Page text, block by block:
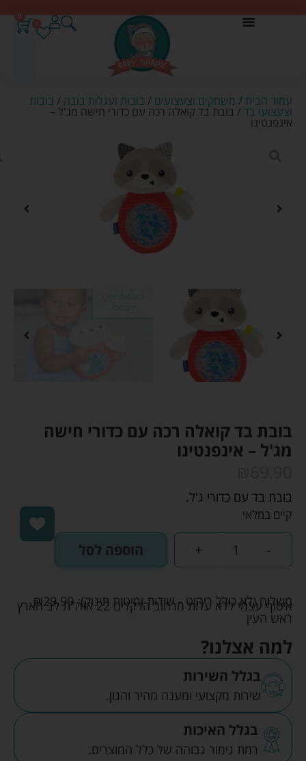
0
עמוד הבית / משחקים וצעצועים / בובות ועגלות בובה / בובות
וצעצועי בד / בובת בד קואלה רכה עם כדורי חישה מג'ל –
אינפנטינו
בובת בד קואלה רכה עם כדורי חישה
מג'ל – אינפנטינו
בובת בד עם כדורי ג'ל.
קיים במלאי
-
+ הוספה לסל
משלוח (לא כולל ריהוט - שידות ומיטות תינוק): ₪29.99
איסוף עצמי ללא עלות מרחוב הדקלים 22 אזה"ת לב הארץ
ראש העין
למה אצלנו?
בגלל השירות
שירות מקצועי ומענה מהיר והגון.
בגלל האיכות
רמת גימור גבוהה של כלל המוצרים.